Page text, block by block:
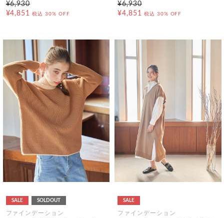
¥6,930
¥4,851
税込 30% OFF
¥6,930
¥4,851 税込 30% OFF
SALE SOLDOUT
ファインデーション
SALE
ファインデーション